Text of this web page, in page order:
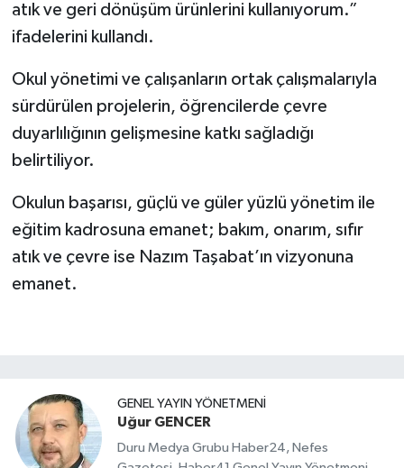
atık ve geri dönüşüm ürünlerini kullanıyorum.”
ifadelerini kullandı.
Okul yönetimi ve çalışanların ortak çalışmalarıyla
sürdürülen projelerin, öğrencilerde çevre
duyarlılığının gelişmesine katkı sağladığı
belirtiliyor.
Okulun başarısı, güçlü ve güler yüzlü yönetim ile
eğitim kadrosuna emanet; bakım, onarım, sıfır
atık ve çevre ise Nazım Taşabat’ın vizyonuna
emanet.
GENEL YAYIN YÖNETMENI
Uğur GENCER
Duru Medya Grubu Haber24, Nefes